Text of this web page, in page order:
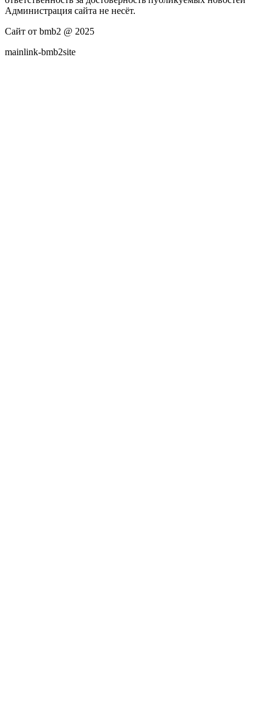
Администрация сайта не несёт.
Сайт от bmb2 @ 2025
mainlink-bmb2site